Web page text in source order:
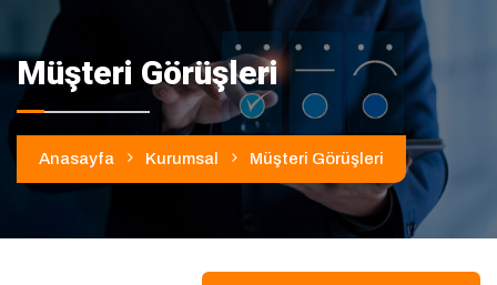
Müşteri Görüşleri
Anasayfa Kurumsal Müşteri Görüşleri